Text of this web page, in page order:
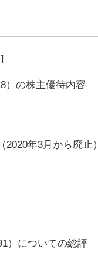
）の株主優待内容
年3月から廃止）
）についての総評